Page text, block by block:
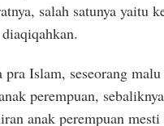
salah satunya yaitu
Islam, seseorang malu
perempuan,
anak perempuan